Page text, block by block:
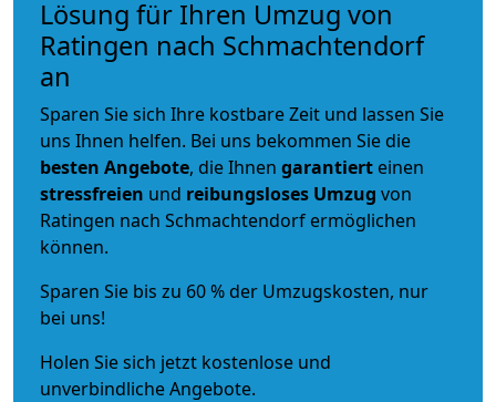
Lösung für Ihren Umzug von
Ratingen nach Schmachtendorf
an
Sparen Sie sich Ihre kostbare Zeit und lassen Sie
uns Ihnen helfen. Bei uns bekommen Sie die
besten Angebote, die Ihnen garantiert einen
stressfreien und reibungsloses Umzug von
Ratingen nach Schmachtendorf ermöglichen
können.
Sparen Sie bis zu 60 % der Umzugskosten, nur
bei uns!
Holen Sie sich jetzt kostenlose und
unverbindliche Angebote.